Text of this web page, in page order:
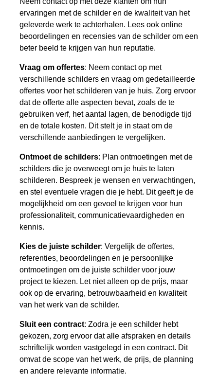
ervaringen met de schilder en de kwaliteit van het
geleverde werk te achterhalen. Lees ook online
beoordelingen en recensies van de schilder om een
beter beeld te krijgen van hun reputatie.
Vraag om offertes: Neem contact op met
verschillende schilders en vraag om gedetailleerde
offertes voor het schilderen van je huis. Zorg ervoor
dat de offerte alle aspecten bevat, zoals de te
gebruiken verf, het aantal lagen, de benodigde tijd
en de totale kosten. Dit stelt je in staat om de
verschillende aanbiedingen te vergelijken.
Ontmoet de schilders: Plan ontmoetingen met de
schilders die je overweegt om je huis te laten
schilderen. Bespreek je wensen en verwachtingen,
en stel eventuele vragen die je hebt. Dit geeft je de
mogelijkheid om een gevoel te krijgen voor hun
professionaliteit, communicatievaardigheden en
kennis.
Kies de juiste schilder: Vergelijk de offertes,
referenties, beoordelingen en je persoonlijke
ontmoetingen om de juiste schilder voor jouw
project te kiezen. Let niet alleen op de prijs, maar
ook op de ervaring, betrouwbaarheid en kwaliteit
van het werk van de schilder.
Sluit een contract: Zodra je een schilder hebt
gekozen, zorg ervoor dat alle afspraken en details
schriftelijk worden vastgelegd in een contract. Dit
omvat de scope van het werk, de prijs, de planning
en andere relevante informatie.